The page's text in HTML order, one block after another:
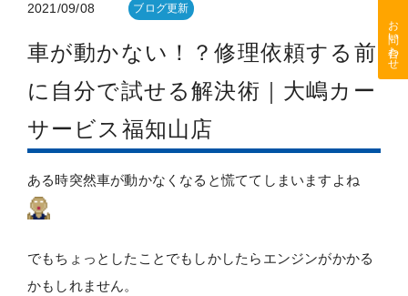
2021/09/08 ブログ更新
車が動かない！？修理依頼する前
に自分で試せる解決術｜大嶋カー
サービス福知山店
ある時突然車が動かなくなると慌ててしまいますよね
でもちょっとしたことでもしかしたらエンジンがかかる
かもしれません。
お問い合わせ